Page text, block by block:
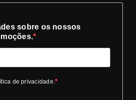
sobre os nossos
de privacidade.